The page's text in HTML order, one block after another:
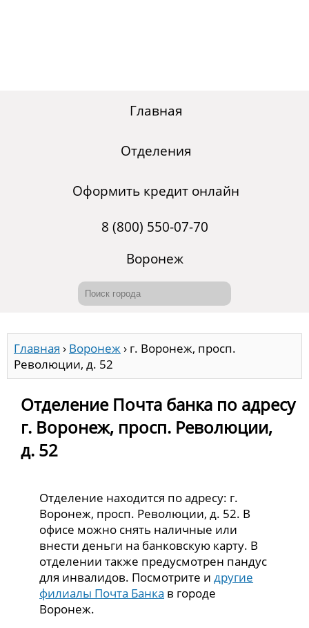
Главная
Отделения
Оформить кредит онлайн
8 (800) 550-07-70
Воронеж
Главная › Воронеж› г. Воронеж, просп.
Революции, д. 52
Отделение Почта банка по адресу
г. Воронеж, просп. Революции,
д. 52
Отделение находится по адресу: г.
Воронеж, просп. Революции, д. 52. В
офисе можно снять наличные или
внести деньги на банковскую карту. В
отделении также предусмотрен пандус
для инвалидов. Посмотрите идругие
филиалы Почта Банка в городе
Воронеж.